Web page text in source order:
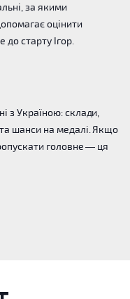
за якими
оцінити
старту Ігор.
з Україною: склади,
шанси на медалі. Якщо
головне — ця